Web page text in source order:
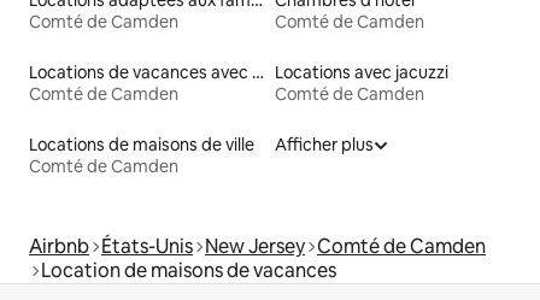
Comté de Camden
Comté de Camden
Locations de vacances avec piscine
Comté de Camden
Locations avec jacuzzi
Comté de Camden
Locations de maisons de ville
Comté de Camden
Afficher plus
Airbnb États-Unis New Jersey Comté de Camden
Location de maisons de vacances